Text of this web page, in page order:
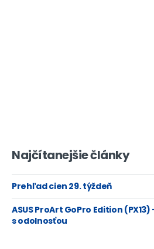
Najčítanejšie články
Prehľad cien 29. týždeň
ASUS ProArt GoPro Edition
s odolnosťou